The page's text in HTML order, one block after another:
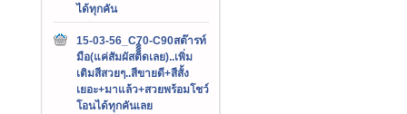
ได้ทุกคัน
15-03-56_C70-C90สต๊ารท์
มือ(แค่สัมผัสติิิิดเลย)..เพิ่ม
เติมสีสวยๆ..สีขายดี+สีสั้ง
เยอะ+มาแล้ว+สวยพร้อมโชว์
โอนได้ทุกคันเลย